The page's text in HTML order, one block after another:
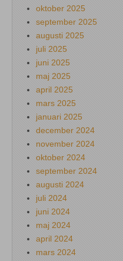
oktober 2025
september 2025
augusti 2025
juli 2025
juni 2025
maj 2025
april 2025
mars 2025
januari 2025
december 2024
november 2024
oktober 2024
september 2024
augusti 2024
juli 2024
juni 2024
maj 2024
april 2024
mars 2024